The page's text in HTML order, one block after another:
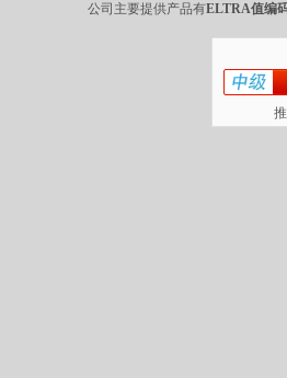
公司主要提供产品有ELTRA值编